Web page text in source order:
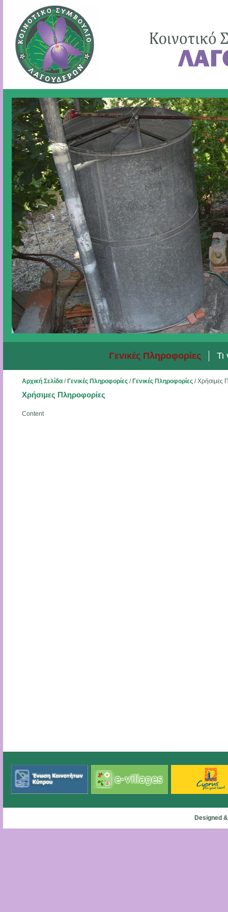
Γενικές Πληροφορίες Τι
Αρχική Σελίδα/ Γενικές Πληροφορίες/ Γενικές Πληροφορίες/Χρήσιμες
Χρήσιμες Πληροφορίες
Content
Designed